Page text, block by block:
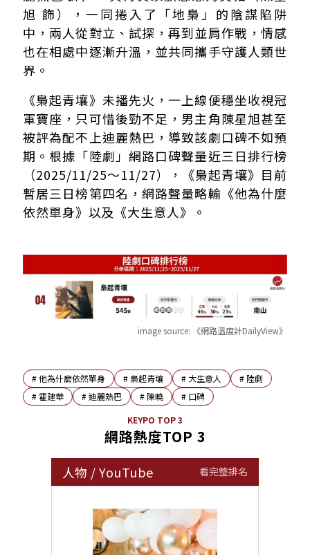
旭 飾），一同捲入了「地梟」的陰謀陷阱
中，兩人從對立、試探，再到並肩作戰，情感
也在相處中逐漸升溫，並共同攜手守護人類世
界。
《梟起青壤》未播先火，一上線便穩坐收視冠
軍寶座，只可惜後勁不足，男主角陳星旭甚至
被評為配不上迪麗熱巴，導致該劇口碑不如預
期。根據「陸劇」網路口碑聲量近三日排行榜
（2025/11/25～11/27），《梟起青壤》目前
暫居三日榜第四名，網路聲量略輸《他為什麼
依然單身》以及《大生意人》。
image source: 《網路溫度計DailyView》
#他為什麼依然單身 #梟起青壤 # 大生意人 # 陸劇
# 霍建華 #迪麗熱巴 # 陳曉 # 口碑
KEYPO TOP 3
網路熱度TOP 3
人物 /YouTube 看完整排名